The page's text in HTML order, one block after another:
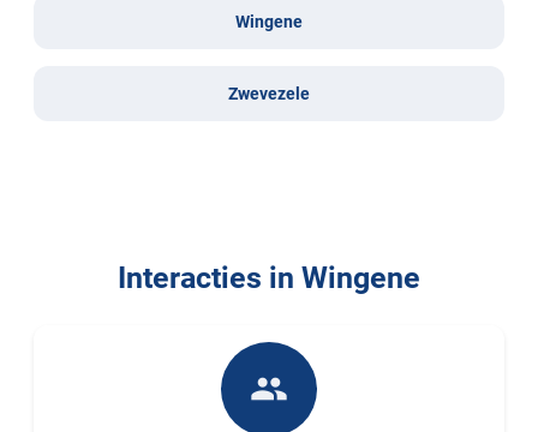
Wingene
Zwevezele
Interacties in Wingene
people